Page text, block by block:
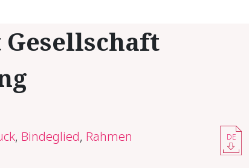
Gesellschaft
, Bindeglied, Rahmen DE